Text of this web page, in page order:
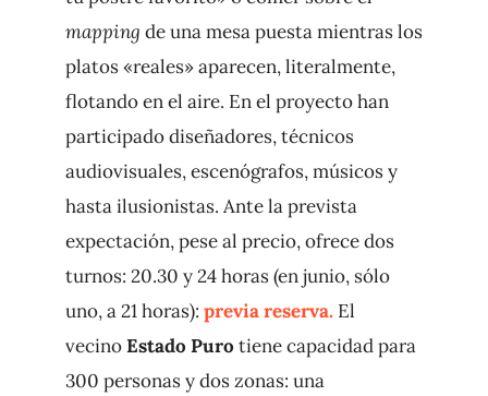
mapping de una mesa puesta mientras los
platos «reales» aparecen, literalmente,
flotando en el aire. En el proyecto han
participado diseñadores, técnicos
audiovisuales, escenógrafos, músicos y
hasta ilusionistas. Ante la prevista
expectación, pese al precio, ofrece dos
turnos: 20.30 y 24 horas (en junio, sólo
uno, a 21 horas): previa reserva. El
vecinoEstado Puro tiene capacidad para
300 personas y dos zonas: una